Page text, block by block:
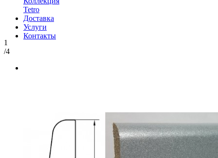
Tetro
Доставка
Услуги
Контакты
1
/4